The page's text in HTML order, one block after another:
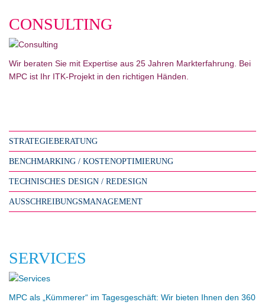
CONSULTING
Wir beraten Sie mit Expertise aus 25 Jahren Markterfahrung. Bei
MPC ist Ihr ITK-Projekt in den richtigen Händen.
STRATEGIEBERATUNG
BENCHMARKING / KOSTENOPTIMIERUNG
TECHNISCHES DESIGN / REDESIGN
AUSSCHREIBUNGSMANAGEMENT
SERVICES
MPC als „Kümmerer“ im Tagesgeschäft: Wir bieten Ihnen den 360